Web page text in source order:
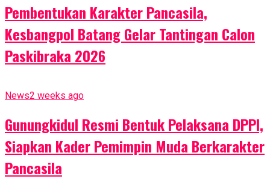
Pembentukan Karakter Pancasila,
Kesbangpol Batang Gelar Tantingan Calon
Paskibraka 2026
News2 weeks ago
Gunungkidul Resmi Bentuk Pelaksana DPPI,
Siapkan Kader Pemimpin Muda Berkarakter
Pancasila